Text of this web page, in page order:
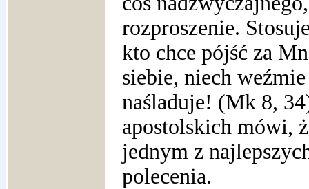
rozproszenie.
kto chce pójść za
siebie, niech
naśladuje! (Mk 8,
apostolskich mówi,
jednym z
polecenia.